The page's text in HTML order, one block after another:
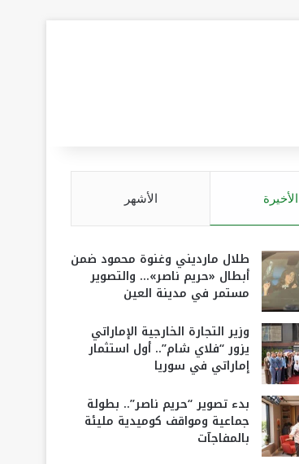
الأخيرة الأشهر
طلال مارديني وغنوة محمود ضمن
أبطال «حريم ناصر»… والتصوير
مستمر في مدينة العين
وزير التجارة الخارجية الإماراتي
يزور “فلاي شام”.. أول استثمار
إماراتي في سوريا
بدء تصوير “حريم ناصر”.. بطولة
جماعية ومواقف كوميدية مليئة
بالمفاجآت